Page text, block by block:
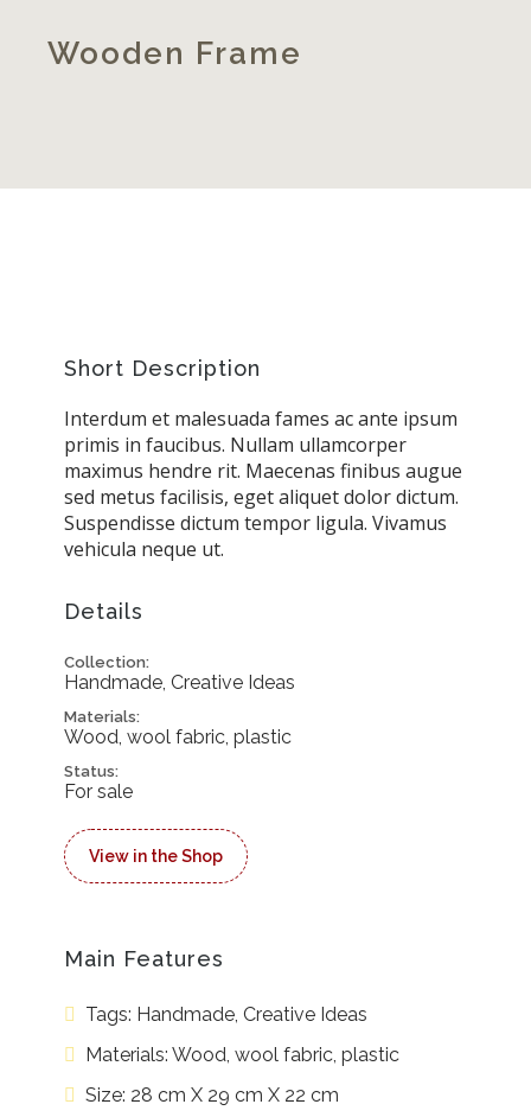
Wooden Frame
Short Description
Interdum et malesuada fames ac ante ipsum
primis in faucibus. Nullam ullamcorper
maximus hendre rit. Maecenas finibus augue
sed metus facilisis, eget aliquet dolor dictum.
Suspendisse dictum tempor ligula. Vivamus
vehicula neque ut.
Details
Collection:
Handmade, Creative Ideas
Materials:
Wood, wool fabric, plastic
Status:
For sale
View in the Shop
Main Features
Tags: Handmade, Creative Ideas
Materials: Wood, wool fabric, plastic
Size: 28 cm X 29 cm X 22 cm